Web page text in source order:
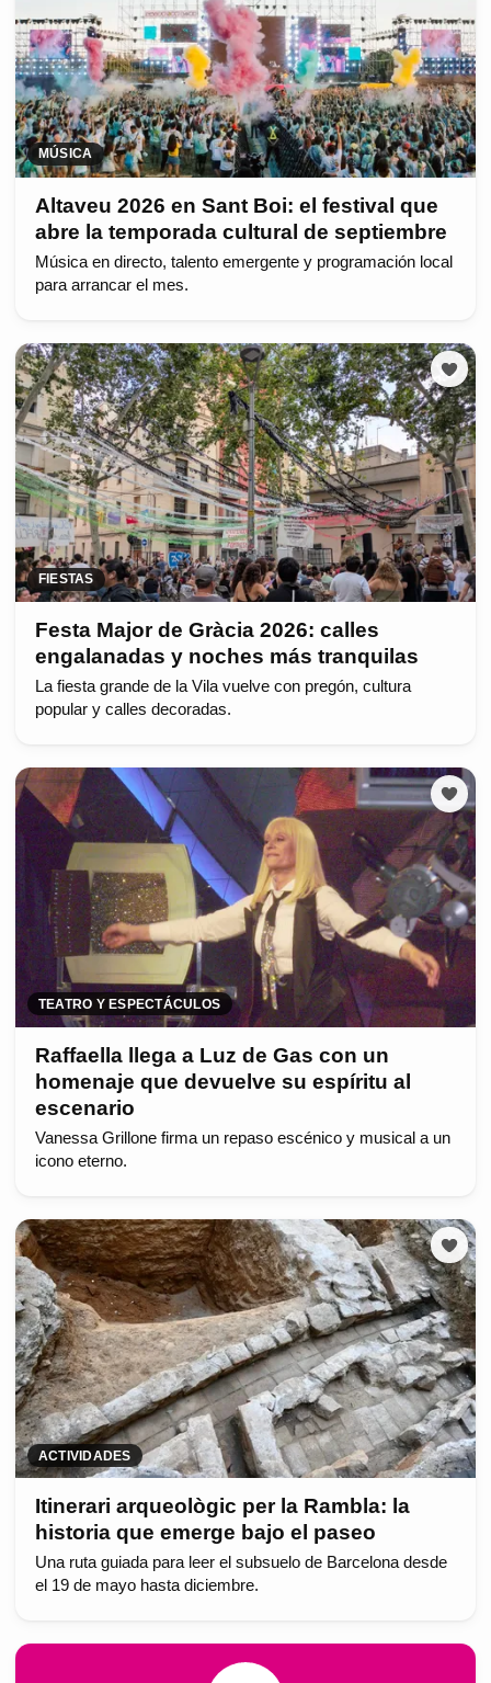
MÚSICA
Altaveu 2026 en Sant Boi: el festival que
abre la temporada cultural de septiembre
Música en directo, talento emergente y programación local
para arrancar el mes.
FIESTAS
Festa Major de Gràcia 2026: calles
engalanadas y noches más tranquilas
La fiesta grande de la Vila vuelve con pregón, cultura
popular y calles decoradas.
TEATRO Y ESPECTÁCULOS
Raffaella llega a Luz de Gas con un
homenaje que devuelve su espíritu al
escenario
Vanessa Grillone firma un repaso escénico y musical a un
icono eterno.
ACTIVIDADES
Itinerari arqueològic per la Rambla: la
historia que emerge bajo el paseo
Una ruta guiada para leer el subsuelo de Barcelona desde
el 19 de mayo hasta diciembre.